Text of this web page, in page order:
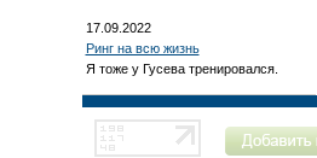
17.09.2022
Ринг на всю жизнь
Я тоже у Гусева тренировался.